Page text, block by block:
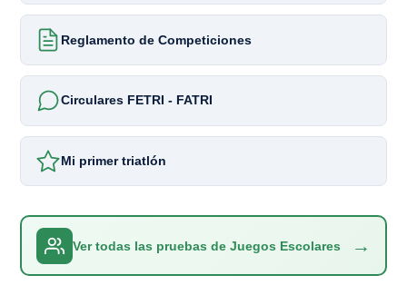
Reglamento de Competiciones
Circulares FETRI - FATRI
Mi primer triatlón
Ver todas las pruebas de Juegos Escolares →